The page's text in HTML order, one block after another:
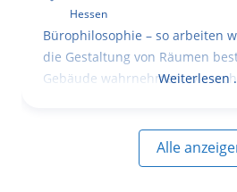
Hessen
Bürophilosophie – so arbeiten
die Gestaltung von Räumen
Gebäude wahrnehmen, wie
Weiterlesen
Alle